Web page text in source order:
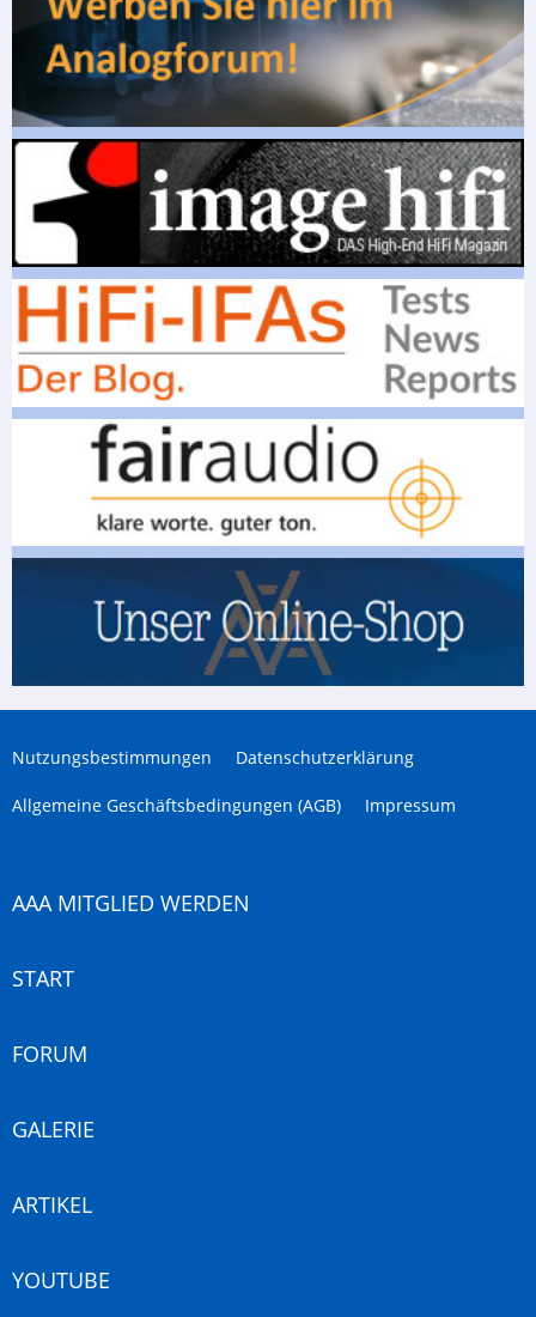
Nutzungsbestimmungen Datenschutzerklärung
Allgemeine Geschäftsbedingungen (AGB) Impressum
AAA MITGLIED WERDEN
START
FORUM
GALERIE
ARTIKEL
YOUTUBE